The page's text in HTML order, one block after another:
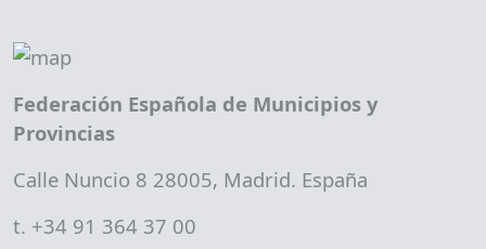
Federación Española de Municipios y
Provincias
Calle Nuncio 8 28005, Madrid. España
t. +34 91 364 37 00